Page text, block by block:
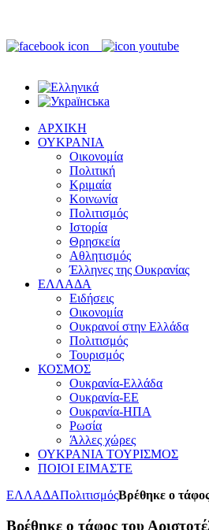
ΑΡΧΙΚΗ
ΟΥΚΡΑΝΙΑ
Οικονομία
Πολιτική
Κριμαία
Κοινωνία
Πολιτισμός
Ιστορία
Θρησκεία
Αθλητισμός
Έλληνες της Ουκρανίας
ΕΛΛΑΔΑ
Ειδήσεις
Οικονομία
Ουκρανοί στην Ελλάδα
Πολιτισμός
Τουρισμός
ΚΟΣΜΟΣ
Ουκρανία-Ελλάδα
Ουκρανία-ΕΕ
Ουκρανία-ΗΠΑ
Ρωσία
Άλλες χώρες
ΟΥΚΡΑΝΙΑ ΤΟΥΡΙΣΜΟΣ
ΠΟΙΟΙ ΕΙΜΑΣΤΕ
ΕΛΛΑΔΑΠολιτισμόςΒρέθηκε ο
Βρέθηκε ο τάφος του